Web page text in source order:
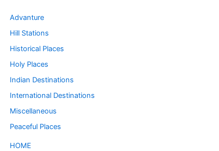
Advanture
Hill Stations
Historical Places
Holy Places
Indian Destinations
International Destinations
Miscellaneous
Peaceful Places
HOME